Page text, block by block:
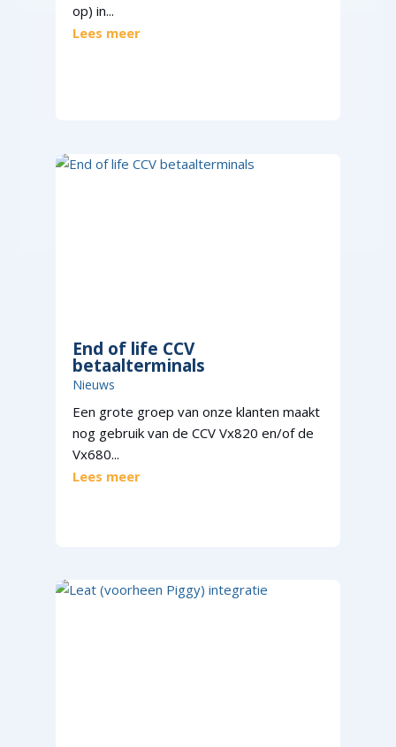
op) in...
Lees meer
End of life CCV
betaalterminals
Nieuws
Een grote groep van onze klanten maakt
nog gebruik van de CCV Vx820 en/of de
Vx680...
Lees meer